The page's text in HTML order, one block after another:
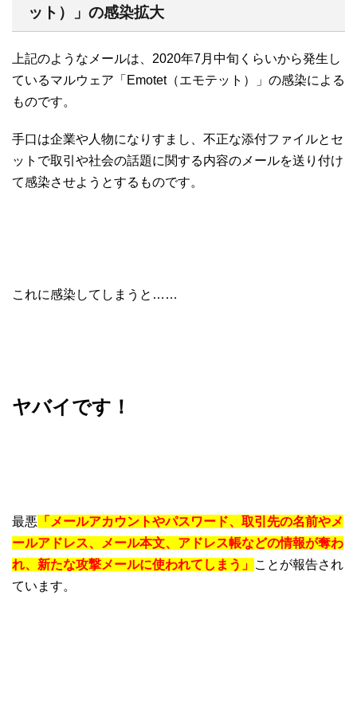
ット）」の感染拡大
上記のようなメールは、2020年7月中旬くらいから発生し
ているマルウェア「Emotet（エモテット）」の感染による
ものです。
手口は企業や人物になりすまし、不正な添付ファイルとセ
ットで取引や社会の話題に関する内容のメールを送り付け
て感染させようとするものです。
これに感染してしまうと……
ヤバイです！
最悪 「メールアカウントやパスワード、取引先の名前やメ
ールアドレス、メール本文、アドレス帳などの情報が奪わ
れ、新たな攻撃メールに使われてしまう」 ことが報告され
ています。